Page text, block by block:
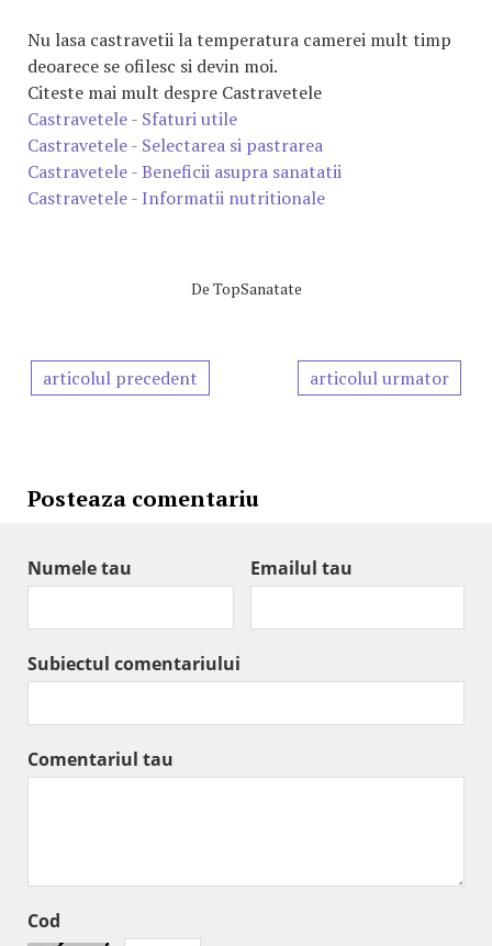
Nu lasa castravetii la temperatura camerei mult timp
deoarece se ofilesc si devin moi.
Citeste mai mult despre Castravetele
Castravetele - Sfaturi utile
Castravetele - Selectarea si pastrarea
Castravetele - Beneficii asupra sanatatii
Castravetele - Informatii nutritionale
De TopSanatate
articolul precedent articolul urmator
Posteaza comentariu
Numele tau Emailul tau
Subiectul comentariului
Comentariul tau
Cod